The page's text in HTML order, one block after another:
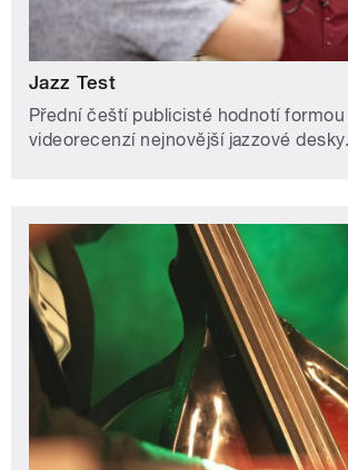
Jazz Test
Přední čeští publicisté hodnotí
videorecenzí nejnovější jazzové desky.